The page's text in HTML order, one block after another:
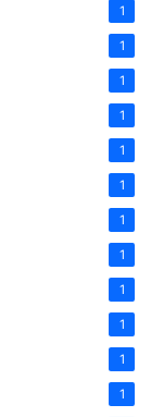
1
1
1
1
1
1
1
1
1
1
1
1